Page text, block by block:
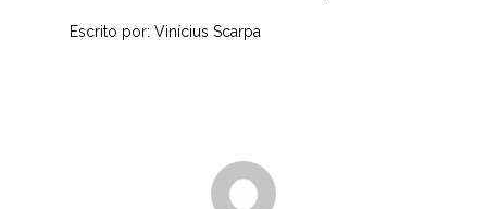
Escrito por: Vinícius Scarpa